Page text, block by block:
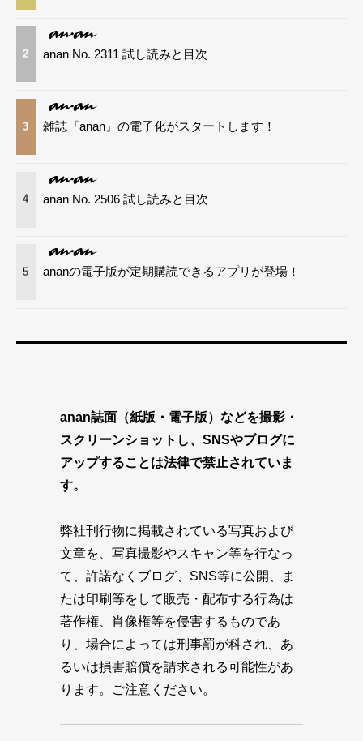
2 anan No. 2311 試し読みと目次
3 雑誌『anan』の電子化がスタートします！
4 anan No. 2506 試し読みと目次
5 ananの電子版が定期購読できるアプリが登場！
anan誌面（紙版・電子版）などを撮影・
スクリーンショットし、SNSやブログに
アップすることは法律で禁止されていま
す。
弊社刊行物に掲載されている写真および
文章を、写真撮影やスキャン等を行なっ
て、許諾なくブログ、SNS等に公開、ま
たは印刷等をして販売・配布する行為は
著作権、肖像権等を侵害するものであ
り、場合によっては刑事罰が科され、あ
るいは損害賠償を請求される可能性があ
ります。ご注意ください。